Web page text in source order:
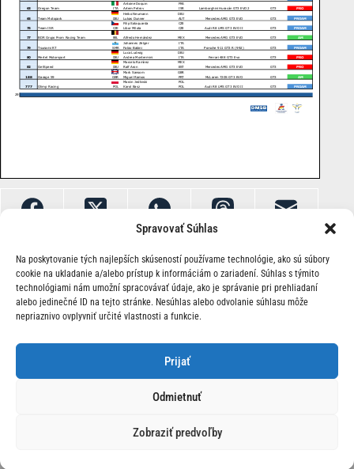
Spravovať Súhlas
Na poskytovanie tých najlepších skúseností používame technológie, ako sú súbory
cookie na ukladanie a/alebo prístup k informáciám o zariadení. Súhlas s týmito
technológiami nám umožní spracovávať údaje, ako je správanie pri prehliadaní
alebo jedinečné ID na tejto stránke. Nesúhlas alebo odvolanie súhlasu môže
nepriaznivo ovplyvniť určité vlastnosti a funkcie.
Prijať
Odmietnuť
Zobraziť predvoľby
O Nás | Kontakt